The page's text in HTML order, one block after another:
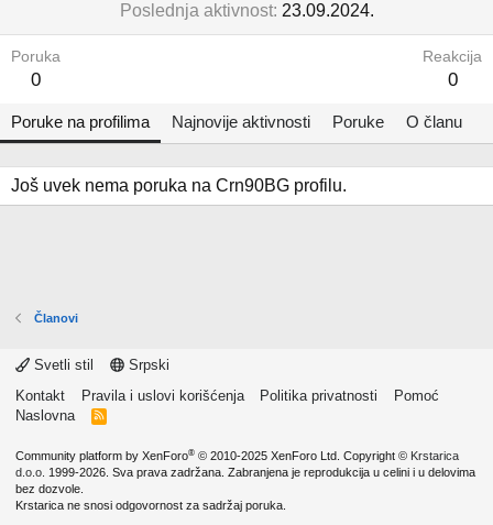
Poslednja aktivnost 23.09.2024.
Poruka
0
Reakcija
0
Poruke na profilima Najnovije aktivnosti Poruke O članu
Još uvek nema poruka na Crn90BG profilu.
Članovi
Svetli stil
Srpski
Kontakt
Pravila i uslovi korišćenja Politika privatnosti
Pomoć
Naslovna
R
Community platform by XenForo® © 2010-2025 XenForo Ltd. Copyright © Krstarica
d.o.o. 1999-2026. Sva prava zadržana. Zabranjena je reprodukcija u celini i u delovima
bez dozvole.
Krstarica ne snosi odgovornost za sadržaj poruka.